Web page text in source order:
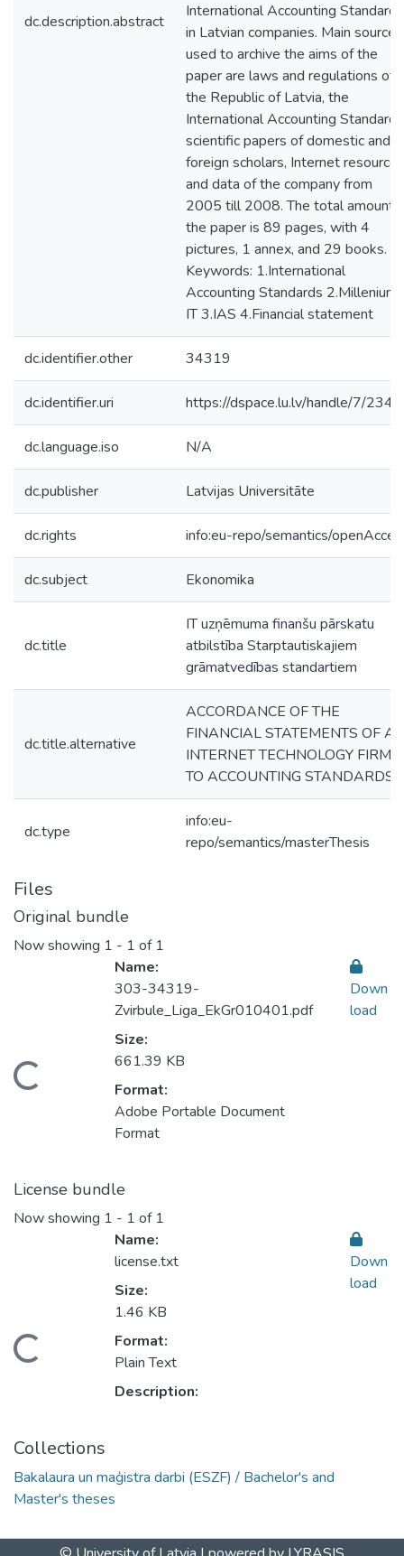
dc.description.abstract
International Accounting Standards
in Latvian companies. Main sources
used to archive the aims of the
paper are laws and regulations of
the Republic of Latvia, the
International Accounting
scientific papers of domestic and
foreign scholars, Internet resources
and data of the company from
2005 till 2008. The total amount
the paper is 89 pages, with 4
pictures, 1 annex, and 29 books.
Keywords: 1.International
Accounting Standards 2.Millenium
IT 3.IAS 4.Financial statement
dc.identifier.other 34319
dc.identifier.uri https://dspace.lu.lv/handle/7/
dc.language.iso N/A
dc.publisher Latvijas Universitāte
dc.rights info:eu-repo/semantics/
dc.subject Ekonomika
dc.title
IT uzņēmuma finanšu pārskatu
atbilstība Starptautiskajiem
grāmatvedības standartiem
dc.title.alternative
ACCORDANCE OF THE
FINANCIAL STATEMENTS OF
INTERNET TECHNOLOGY FIRM
TO ACCOUNTING STANDARDS
dc.type
info:eu-
repo/semantics/masterThesis
Files
Original bundle
Now showing 1 - 1 of 1
Name:
303-34319-
Zvirbule_Liga_EkGr010401.pdf
Size:
661.39 KB
Format:
Adobe Portable Document
Format
Down
load
License bundle
Now showing 1 - 1 of 1
Name:
license.txt
Size:
1.46 KB
Format:
Plain Text
Description:
Down
load
Collections
Bakalaura un maģistra darbi (ESZF) / Bachelor's and
Master's theses